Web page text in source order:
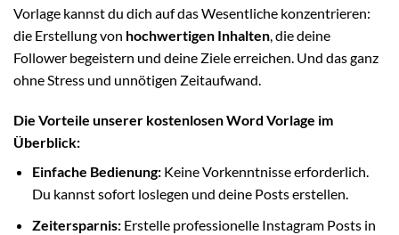
Vorlage kannst du dich auf das Wesentliche konzentrieren:
die Erstellung von hochwertigen Inhalten , die deine
Follower begeistern und deine Ziele erreichen. Und das ganz
ohne Stress und unnötigen Zeitaufwand.
Die Vorteile unserer kostenlosen Word Vorlage im
Überblick:
Einfache Bedienung:Keine Vorkenntnisse erforderlich.
Du kannst sofort loslegen und deine Posts erstellen.
Zeitersparnis:Erstelle professionelle Instagram Posts in